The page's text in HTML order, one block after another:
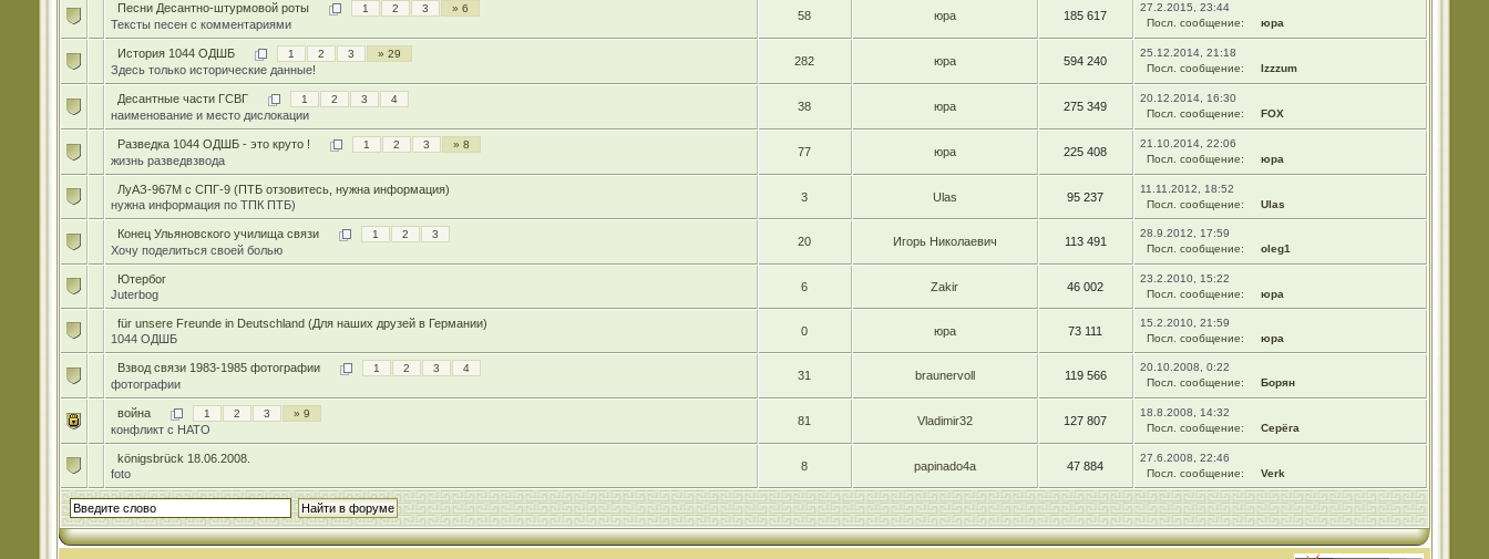
Песни Десантно-штурмовой роты 1 2 3 » 6
Тексты песен с комментариями
58 юра 185 617
27.2.2015, 23:44
Посл. сообщение:
юра
История 1044 ОДШБ 1 2 3 » 29
Здесь только исторические данные!
282 юра 594 240
25.12.2014, 21:18
Посл. сообщение:
Izzzum
Десантные части ГСВГ 1 2 3 4
наименование и место дислокации
38 юра 275 349
20.12.2014, 16:30
Посл. сообщение:
FOX
Разведка 1044 ОДШБ - это круто ! 1 2 3 » 8
жизнь разведвзвода
77 юра 225 408
21.10.2014, 22:06
Посл. сообщение:
юра
ЛуАЗ-967М с СПГ-9 (ПТБ отзовитесь, нужна информация)
нужна информация по ТПК ПТБ)
3 Ulas 95 237
11.11.2012, 18:52
Посл. сообщение:
Ulas
Конец Ульяновского училища связи 1 2 3
Хочу поделиться своей болью
20 Игорь Николаевич 113 491
28.9.2012, 17:59
Посл. сообщение:
oleg1
Ютербог
Juterbog
6 Zakir 46 002
23.2.2010, 15:22
Посл. сообщение:
юра
für unsere Freunde in Deutschland (Для наших друзей в Германии)
1044 ОДШБ
0 юра 73 111
15.2.2010, 21:59
Посл. сообщение:
юра
Взвод связи 1983-1985 фотографии 1 2 3 4
фотографии
31 braunervoll 119 566
20.10.2008, 0:22
Посл. сообщение:
Борян
война 1 2 3 » 9
конфликт с НАТО
81 Vladimir32 127 807
18.8.2008, 14:32
Посл. сообщение:
Серёга
königsbrück 18.06.2008.
foto
8 papinado4a 47 884
27.6.2008, 22:46
Посл. сообщение:
Verk